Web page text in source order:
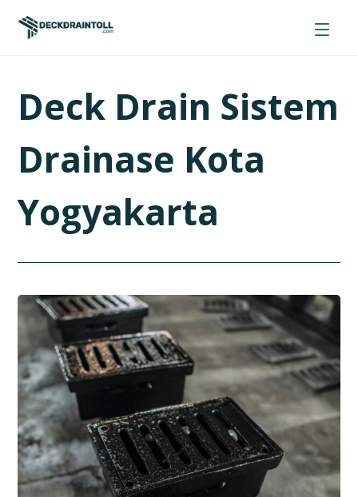
Deck Drain Sistem
Drainase Kota
Yogyakarta